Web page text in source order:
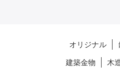
オリジナル
建築金物 木